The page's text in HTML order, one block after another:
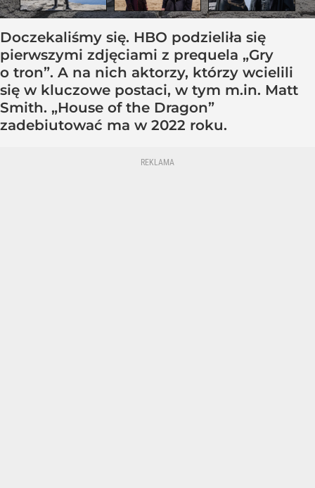
Doczekaliśmy się. HBO podzieliła się
pierwszymi zdjęciami z prequela „Gry
o tron”. A na nich aktorzy, którzy wcielili
się w kluczowe postaci, w tym m.in. Matt
Smith. „House of the Dragon”
zadebiutować ma w 2022 roku.